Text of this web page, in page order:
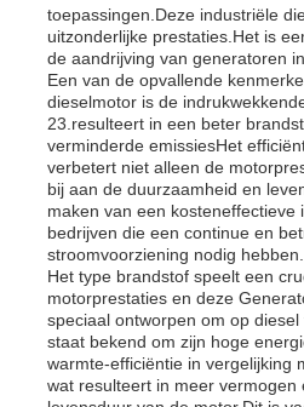
toepassingen.Deze industriële
uitzonderlijke prestaties.Het is
de aandrijving van generatoren
Een van de opvallende
dieselmotor is de
23.resulteert in een beter
verminderde emissiesHet
verbetert niet alleen de
bij aan de duurzaamheid en
maken van een kosteneffectieve
bedrijven die een continue en
stroomvoorziening nodig hebben.
Het type brandstof speelt een
motorprestaties en deze
speciaal ontworpen om op
staat bekend om zijn hoge
warmte-efficiëntie in vergelijking
wat resulteert in meer vermogen